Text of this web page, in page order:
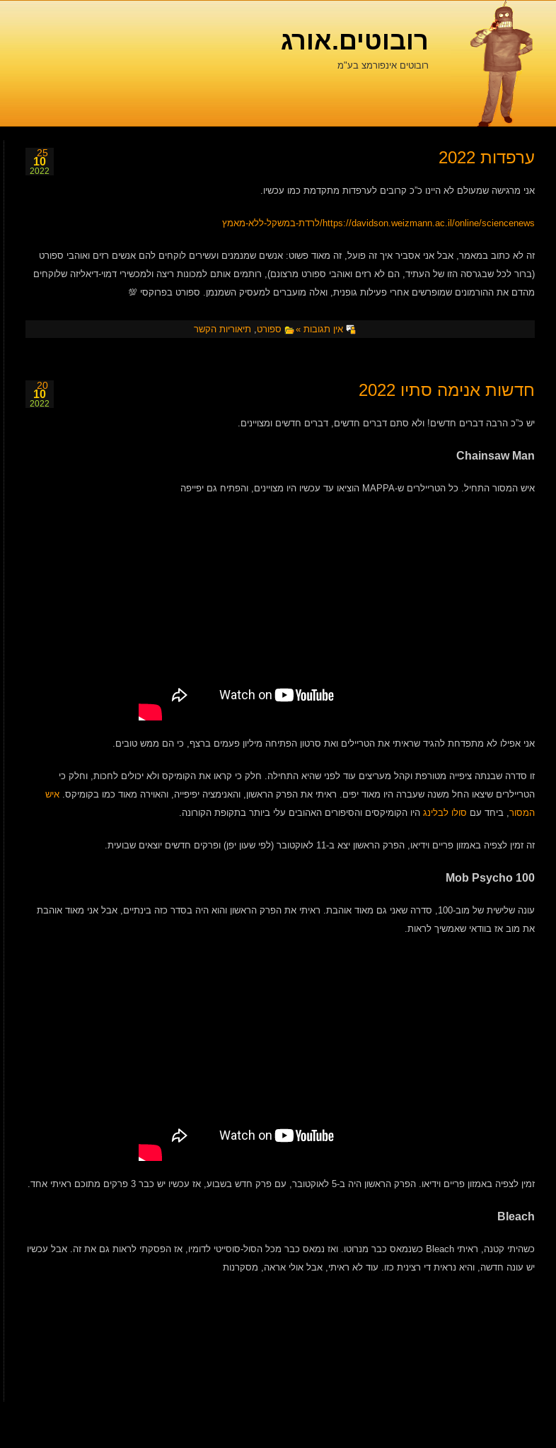
רובוטים.אורג
רובוטים אינפורמצ בע"מ
25
10
2022
ערפדות 2022
אני מרגישה שמעולם לא היינו כ”כ קרובים לערפדות מתקדמת כמו עכשיו.
https://davidson.weizmann.ac.il/online/sciencenews/לרדת-במשקל-ללא-מאמץ
זה לא כתוב במאמר, אבל אני אסביר איך זה פועל, זה מאוד פשוט: אנשים שמנמנים ועשירים לוקחים להם אנשים רזים ואוהבי ספורט
(ברור לכל שבגרסה הזו של העתיד, הם לא רזים ואוהבי ספורט מרצונם), רותמים אותם למכונות ריצה ולמכשירי דמוי-דיאליזה שלוקחים
מהדם את ההורמונים שמופרשים אחרי פעילות גופנית, ואלה מועברים למעסיק השמנמן. ספורט בפרוקסי 💯
ספורט, תיאוריות הקשר אין תגובות »
20
10
2022
חדשות אנימה סתיו 2022
יש כ”כ הרבה דברים חדשים! ולא סתם דברים חדשים, דברים חדשים ומצויינים.
Chainsaw Man
איש המסור התחיל. כל הטריילרים ש-MAPPA הוציאו עד עכשיו היו מצויינים, והפתיח גם יפייפה
אני אפילו לא מתפדחת להגיד שראיתי את הטריילים ואת סרטון הפתיחה מיליון פעמים ברצף, כי הם ממש טובים.
זו סדרה שבנתה ציפייה מטורפת וקהל מעריצים עוד לפני שהיא התחילה. חלק כי קראו את הקומיקס ולא יכולים לחכות, וחלק כי
הטריילרים שיצאו החל משנה שעברה היו מאוד יפים. ראיתי את הפרק הראשון, והאנימציה יפיפייה, והאוירה מאוד כמו בקומיקס. איש
המסור, ביחד עם סולו לבלינג היו הקומיקסים והסיפורים האהובים עלי ביותר בתקופת הקורונה.
זה זמין לצפיה באמזון פריים וידיאו, הפרק הראשון יצא ב-11 לאוקטובר (לפי שעון יפן) ופרקים חדשים יוצאים שבועית.
Mob Psycho 100
עונה שלישית של מוב-100, סדרה שאני גם מאוד אוהבת. ראיתי את הפרק הראשון והוא היה בסדר כזה בינתיים, אבל אני מאוד אוהבת
את מוב אז בוודאי שאמשיך לראות.
זמין לצפיה באמזון פריים וידיאו. הפרק הראשון היה ב-5 לאוקטובר, עם פרק חדש בשבוע, אז עכשיו יש כבר 3 פרקים מתוכם ראיתי אחד.
Bleach
כשהיתי קטנה, ראיתי Bleach כשנמאס כבר מנרוטו. ואז נמאס כבר מכל הסול-סוסייטי לדומיו, אז הפסקתי לראות גם את זה. אבל עכשיו
יש עונה חדשה, והיא נראית די רצינית כזו. עוד לא ראיתי, אבל אולי אראה, מסקרנות